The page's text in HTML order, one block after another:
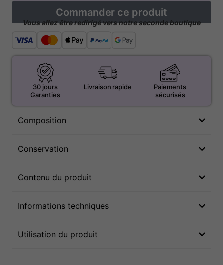
Commander ce produit
Vous allez être redirigé vers notre seconde boutique
30 jours
Garanties
Livraison rapide
Paiements
sécurisés
Composition
Conservation
Contenu du produit
Informations techniques
Utilisation du produit